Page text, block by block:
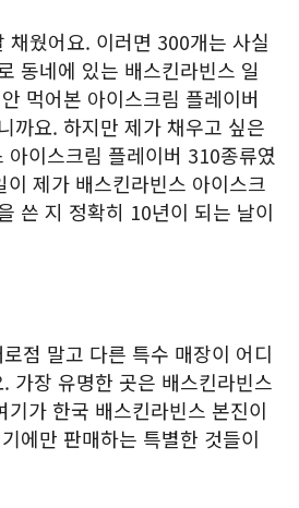
채웠어요. 이러면 300개는 사실
동네에 있는 배스킨라빈스 일
먹어본 아이스크림 플레이버
까요. 하지만 제가 채우고 싶은
아이스크림 플레이버 310종류였
제가 배스킨라빈스 아이스크
쓴 지 정확히 10년이 되는 날이
점 말고 다른 특수 매장이 어디
가장 유명한 곳은 배스킨라빈스
기가 한국 배스킨라빈스 본진이
에만 판매하는 특별한 것들이